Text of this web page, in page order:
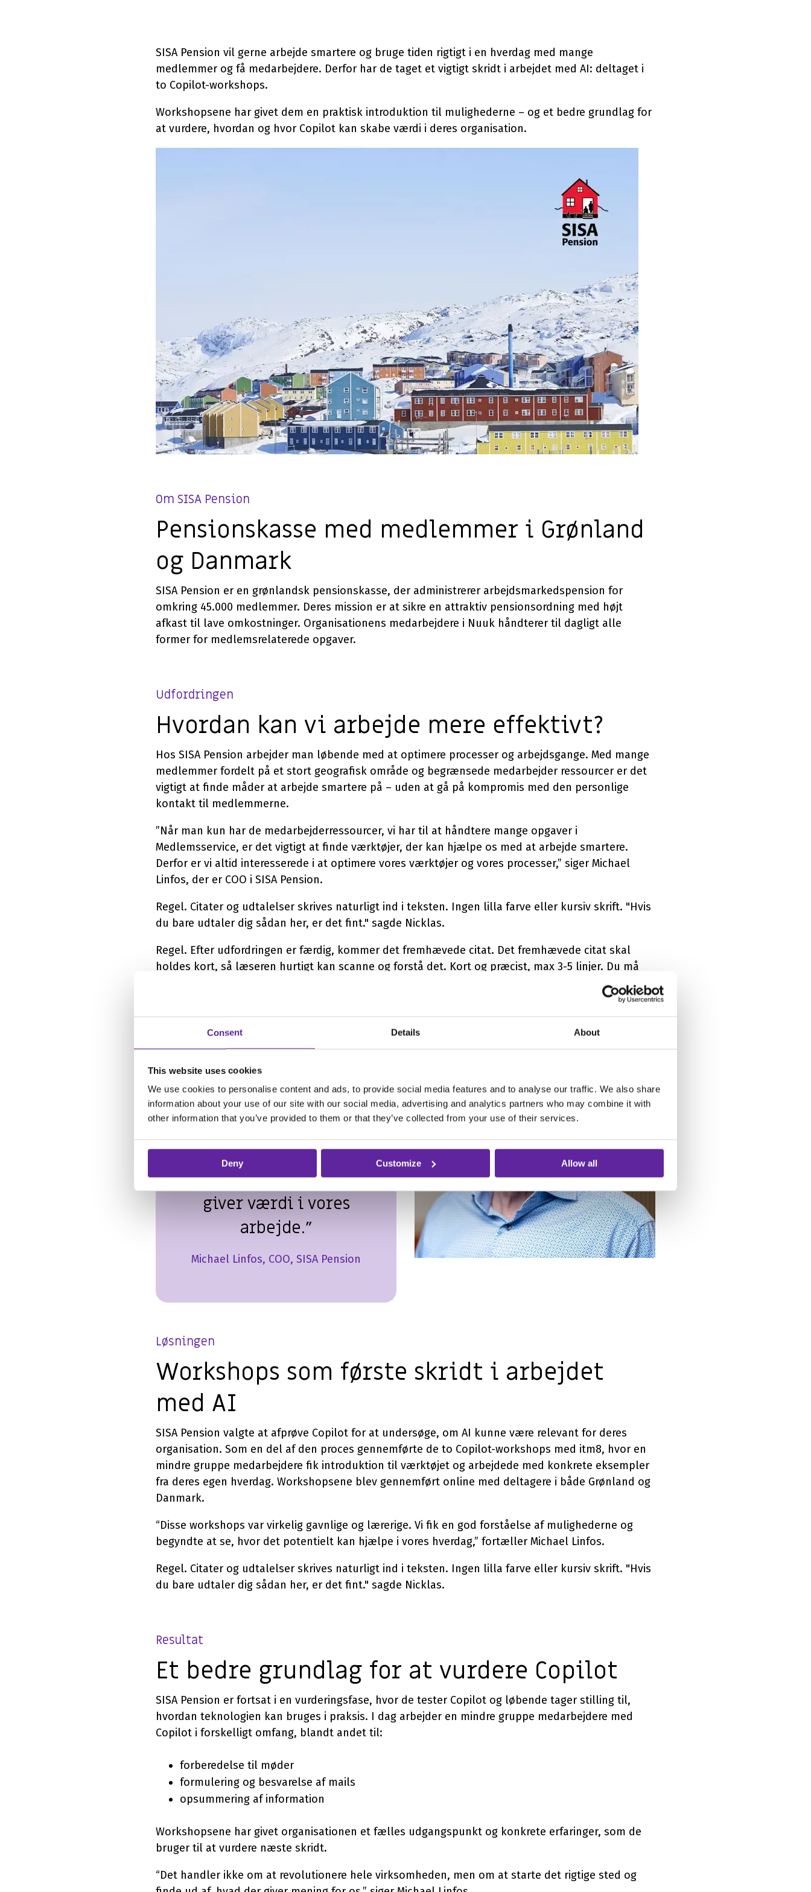
Consent Details About
This website uses cookies
We use cookies to personalise content and ads, to provide social media features and to analyse our traffic. We also share
information about your use of our site with our social media, advertising and analytics partners who may combine it with
other information that you’ve provided to them or that they’ve collected from your use of their services.
Deny Customize Allow all
Database Managed Services
Applikationsdrift og support
Life Cycle Management
Bruttolønsordning
Microsoft 365 Cost Control
Copilot+
CO2-aftryk på IT
SISA Pension vil gerne arbejde smartere og bruge tiden rigtigt i en hverdag med mange
medlemmer og få medarbejdere. Derfor har de taget et vigtigt skridt i arbejdet med AI: deltaget i
to Copilot-workshops.
Workshopsene har givet dem en praktisk introduktion til mulighederne – og et bedre grundlag for
at vurdere, hvordan og hvor Copilot kan skabe værdi i deres organisation.
Om SISA Pension
Pensionskasse med medlemmer i Grønland
og Danmark
SISA Pension er en grønlandsk pensionskasse, der administrerer arbejdsmarkedspension for
omkring 45.000 medlemmer. Deres mission er at sikre en attraktiv pensionsordning med højt
afkast til lave omkostninger. Organisationens medarbejdere i Nuuk håndterer til dagligt alle
former for medlemsrelaterede opgaver.
Udfordringen
Hvordan kan vi arbejde mere effektivt?
Hos SISA Pension arbejder man løbende med at optimere processer og arbejdsgange. Med mange
medlemmer fordelt på et stort geografisk område og begrænsede medarbejder ressourcer er det
vigtigt at finde måder at arbejde smartere på – uden at gå på kompromis med den personlige
kontakt til medlemmerne.
”Når man kun har de medarbejderressourcer, vi har til at håndtere mange opgaver i
Medlemsservice, er det vigtigt at finde værktøjer, der kan hjælpe os med at arbejde smartere.
Derfor er vi altid interesserede i at optimere vores værktøjer og vores processer,” siger Michael
Linfos, der er COO i SISA Pension.
Regel. Citater og udtalelser skrives naturligt ind i teksten. Ingen lilla farve eller kursiv skrift. "Hvis
du bare udtaler dig sådan her, er det fint." sagde Nicklas.
Regel. Efter udfordringen er færdig, kommer det fremhævede citat. Det fremhævede citat skal
holdes kort, så læseren hurtigt kan scanne og forstå det. Kort og præcist, max 3-5 linjer. Du må
os en god introduktion
til mulighederne med
med at teste det og
finde ud af, hvor det
giver værdi i vores
arbejde.”
Michael Linfos, COO, SISA Pension
Løsningen
Workshops som første skridt i arbejdet
med AI
SISA Pension valgte at afprøve Copilot for at undersøge, om AI kunne være relevant for deres
organisation. Som en del af den proces gennemførte de to Copilot-workshops med itm8, hvor en
mindre gruppe medarbejdere fik introduktion til værktøjet og arbejdede med konkrete eksempler
fra deres egen hverdag. Workshopsene blev gennemført online med deltagere i både Grønland og
Danmark.
“Disse workshops var virkelig gavnlige og lærerige. Vi fik en god forståelse af mulighederne og
begyndte at se, hvor det potentielt kan hjælpe i vores hverdag,” fortæller Michael Linfos.
Regel. Citater og udtalelser skrives naturligt ind i teksten. Ingen lilla farve eller kursiv skrift. "Hvis
du bare udtaler dig sådan her, er det fint." sagde Nicklas.
Resultat
Et bedre grundlag for at vurdere Copilot
SISA Pension er fortsat i en vurderingsfase, hvor de tester Copilot og løbende tager stilling til,
hvordan teknologien kan bruges i praksis. I dag arbejder en mindre gruppe medarbejdere med
Copilot i forskelligt omfang, blandt andet til:
forberedelse til møder
formulering og besvarelse af mails
opsummering af information
Workshopsene har givet organisationen et fælles udgangspunkt og konkrete erfaringer, som de
bruger til at vurdere næste skridt.
“Det handler ikke om at revolutionere hele virksomheden, men om at starte det rigtige sted og